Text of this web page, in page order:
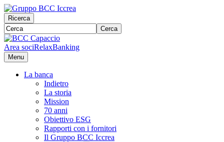
Ricerca
Cerca
Area sociRelaxBanking
Menu
La banca
Indietro
La storia
Mission
70 anni
Obiettivo ESG
Rapporti con i fornitori
Il Gruppo BCC Iccrea